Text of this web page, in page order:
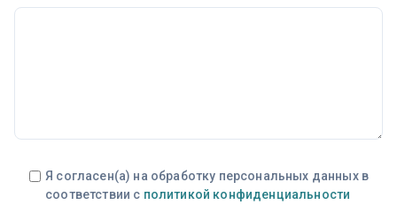
Я согласен(а) на обработку персональных данных в
соответствии с политикой конфиденциальности